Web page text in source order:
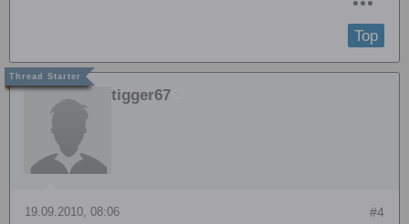
Top
tigger67
#4
19.09.2010, 08:06